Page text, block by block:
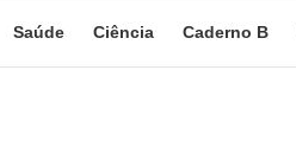
Saúde Ciência Caderno B